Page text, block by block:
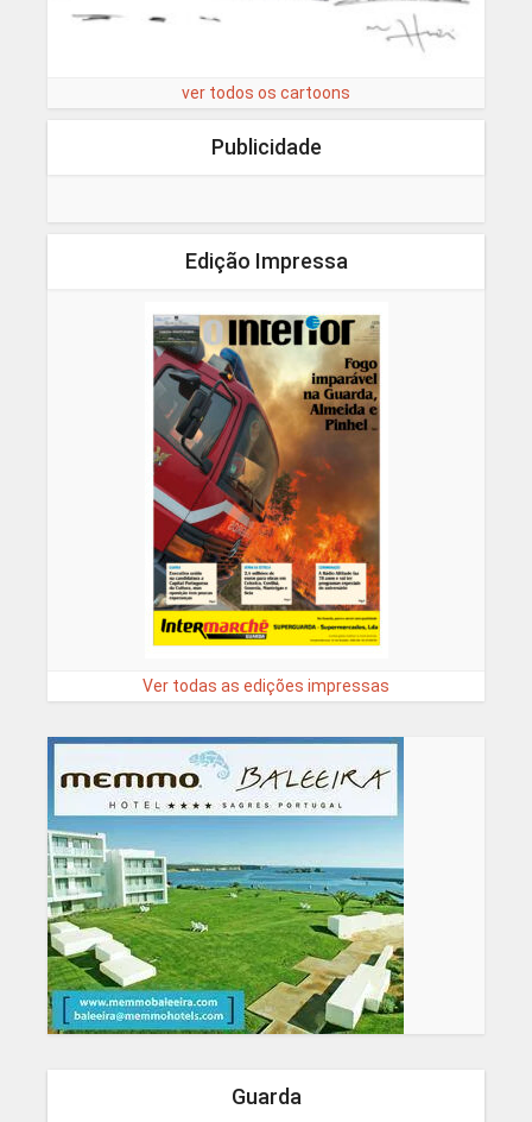
ver todos os cartoons
Publicidade
Edição Impressa
Ver todas as edições impressas
Guarda